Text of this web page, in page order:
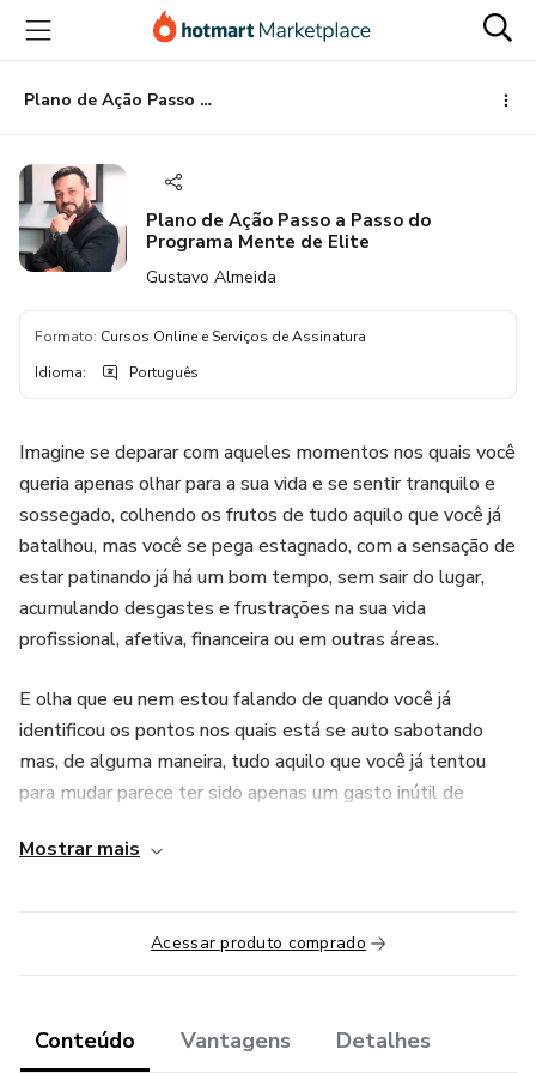
para
conteúdo
principal
para
pagamento
para
rodapé
Plano de Ação Passo a Passo do Programa Mente de Elite
Plano de Ação Passo a Passo do
Programa Mente de Elite
Gustavo Almeida
Formato: Cursos Online e Serviços de Assinatura
Idioma: Português
Imagine se deparar com aqueles momentos nos quais você
queria apenas olhar para a sua vida e se sentir tranquilo e
sossegado, colhendo os frutos de tudo aquilo que você já
batalhou, mas você se pega estagnado, com a sensação de
estar patinando já há um bom tempo, sem sair do lugar,
acumulando desgastes e frustrações na sua vida
profissional, afetiva, financeira ou em outras áreas.
E olha que eu nem estou falando de quando você já
identificou os pontos nos quais está se auto sabotando
mas, de alguma maneira, tudo aquilo que você já tentou
para mudar parece ter sido apenas um gasto inútil de
repentino que durou pouco, e você se pegou novamente na
Isso é o que eu chamo de "Síndrome do Hamster na
Gaiola". Você se compara com outras pessoas que você
preparo, do seu conhecimento ou da sua força de vontade,
Mostrar mais
Acessar produto comprado
Conteúdo Vantagens Detalhes